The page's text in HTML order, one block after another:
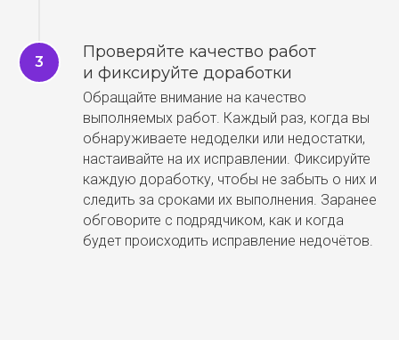
Проверяйте качество работ
и фиксируйте доработки
Обращайте внимание на качество
выполняемых работ. Каждый раз, когда вы
обнаруживаете недоделки или недостатки,
настаивайте на их исправлении. Фиксируйте
каждую доработку, чтобы не забыть о них и
следить за сроками их выполнения. Заранее
обговорите с подрядчиком, как и когда
будет происходить исправление недочётов.